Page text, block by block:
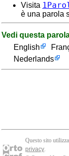
Visita
è una parola
Vedi questa
English
Nederlands
Questo sito
privacy.